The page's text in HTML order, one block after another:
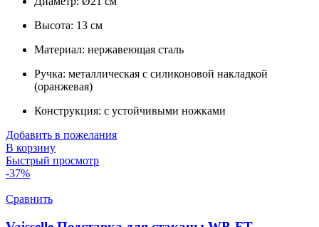
Высота: 13 см
Материал: нержавеющая сталь
Ручка: металлическая с силиконовой накладкой
(оранжевая)
Конструкция: с устойчивыми ножками
Добавить в пожелания
В корзину
Быстрый просмотр
-37%
Сравнить